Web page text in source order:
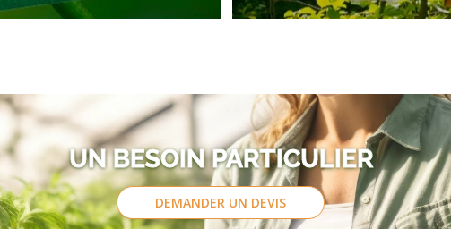
UN BESOIN PARTICULIER
DEMANDER UN DEVIS